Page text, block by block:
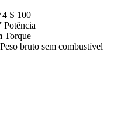
S 100
Potência
Torque
Peso bruto sem combustível